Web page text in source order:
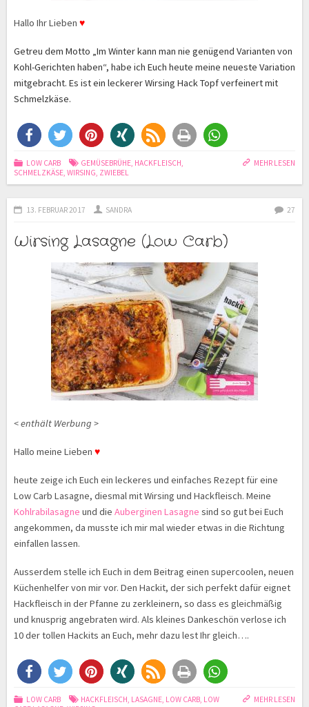
Hallo Ihr Lieben ♥
Getreu dem Motto „Im Winter kann man nie genügend Varianten von
Kohl-Gerichten haben“, habe ich Euch heute meine neueste Variation
mitgebracht. Es ist ein leckerer Wirsing Hack Topf verfeinert mit
Schmelzkäse.
MEHR LESEN
LOW CARB GEMÜSEBRÜHE, HACKFLEISCH,
SCHMELZKÄSE, WIRSING, ZWIEBEL
13. FEBRUAR 2017 SANDRA 27
Wirsing Lasagne (Low Carb)
< enthält Werbung >
Hallo meine Lieben ♥
heute zeige ich Euch ein leckeres und einfaches Rezept für eine
Low Carb Lasagne, diesmal mit Wirsing und Hackfleisch. Meine
Kohlrabilasagne und die Auberginen Lasagne sind so gut bei Euch
angekommen, da musste ich mir mal wieder etwas in die Richtung
einfallen lassen.
Ausserdem stelle ich Euch in dem Beitrag einen supercoolen, neuen
Küchenhelfer von mir vor. Den Hackit, der sich perfekt dafür eignet
Hackfleisch in der Pfanne zu zerkleinern, so dass es gleichmäßig
und knusprig angebraten wird. Als kleines Dankeschön verlose ich
10 der tollen Hackits an Euch, mehr dazu lest Ihr gleich….
MEHR LESEN
LOW CARB HACKFLEISCH, LASAGNE, LOW CARB, LOW